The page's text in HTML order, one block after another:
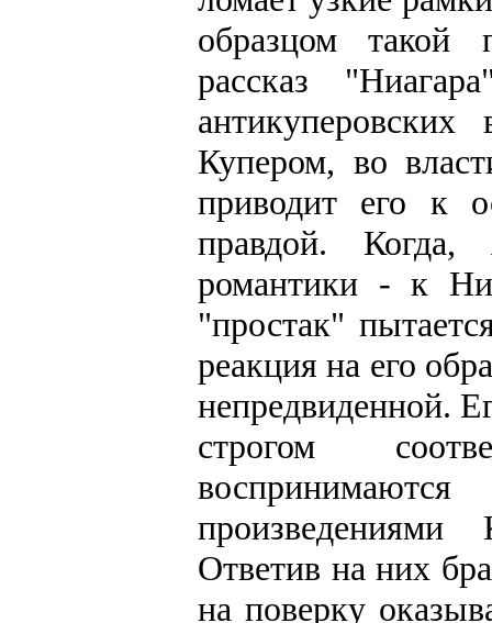
образцом такой
рассказ
Купером, во
приводит его к
правдой. Когда,
романтики - к
"простак"
реакция на его
непредвиденной.
строгом
Ответив на них
на поверку